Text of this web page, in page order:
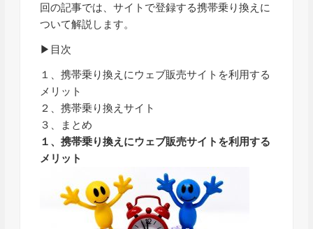
回の記事では、サイトで登録する携帯乗り換えに
ついて解説します。
▶目次
１、携帯乗り換えにウェブ販売サイトを利用する
メリット
２、携帯乗り換えサイト
３、まとめ
１、携帯乗り換えにウェブ販売サイトを利用する
メリット